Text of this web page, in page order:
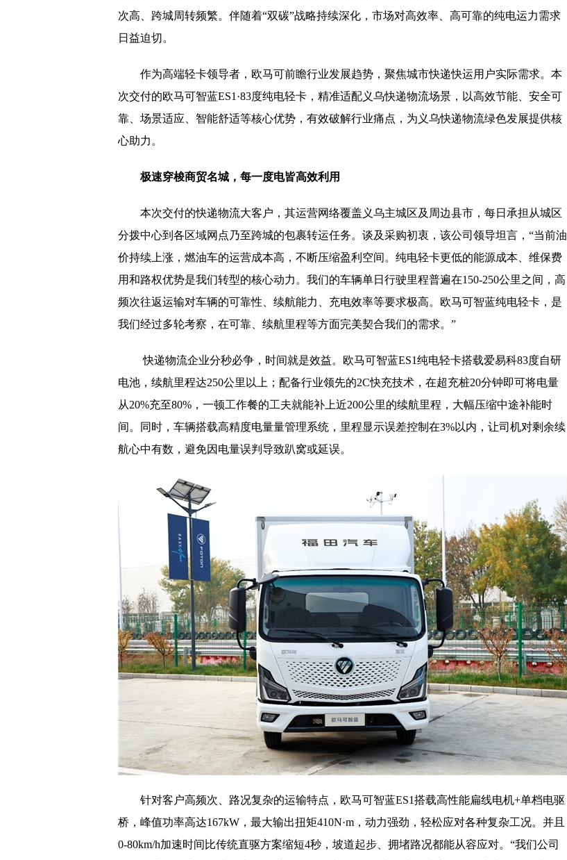
次高、跨城周转频繁。伴随着“双碳”战略持续深化，市场对高效率、高可靠的纯电运力需求
日益迫切。
作为高端轻卡领导者，欧马可前瞻行业发展趋势，聚焦城市快递快运用户实际需求。本
次交付的欧马可智蓝ES1·83度纯电轻卡，精准适配义乌快递物流场景，以高效节能、安全可
靠、场景适应、智能舒适等核心优势，有效破解行业痛点，为义乌快递物流绿色发展提供核
心助力。
极速穿梭商贸名城，每一度电皆高效利用
本次交付的快递物流大客户，其运营网络覆盖义乌主城区及周边县市，每日承担从城区
分拨中心到各区域网点乃至跨城的包裹转运任务。谈及采购初衷，该公司领导坦言，“当前油
价持续上涨，燃油车的运营成本高，不断压缩盈利空间。纯电轻卡更低的能源成本、维保费
用和路权优势是我们转型的核心动力。我们的车辆单日行驶里程普遍在150-250公里之间，高
频次往返运输对车辆的可靠性、续航能力、充电效率等要求极高。欧马可智蓝纯电轻卡，是
我们经过多轮考察，在可靠、续航里程等方面完美契合我们的需求。”
快递物流企业分秒必争，时间就是效益。欧马可智蓝ES1纯电轻卡搭载爱易科83度自研
电池，续航里程达250公里以上；配备行业领先的2C快充技术，在超充桩20分钟即可将电量
从20%充至80%，一顿工作餐的工夫就能补上近200公里的续航里程，大幅压缩中途补能时
间。同时，车辆搭载高精度电量量管理系统，里程显示误差控制在3%以内，让司机对剩余续
航心中有数，避免因电量误判导致趴窝或延误。
针对客户高频次、路况复杂的运输特点，欧马可智蓝ES1搭载高性能扁线电机+单档电驱
桥，峰值功率高达167kW，最大输出扭矩410N·m，动力强劲，轻松应对各种复杂工况。并且
0-80km/h加速时间比传统直驱方案缩短4秒，坡道起步、拥堵路况都能从容应对。“我们公司